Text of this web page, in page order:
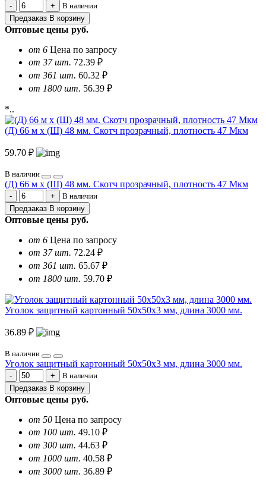
В наличии
Предзаказ В корзину
Оптовые цены руб.
от 6 Цена по запросу
от 37 шт. 72.39 ₽
от 361 шт. 60.32 ₽
от 1800 шт. 56.39 ₽
*..
(Д) 66 м х (Ш) 48 мм. Скотч прозрачный, плотность 47 Мкм
59.70 ₽
В наличии
(Д) 66 м х (Ш) 48 мм. Скотч прозрачный, плотность 47 Мкм
В наличии
Предзаказ В корзину
Оптовые цены руб.
от 6 Цена по запросу
от 37 шт. 72.24 ₽
от 361 шт. 65.67 ₽
от 1800 шт. 59.70 ₽
Уголок защитный картонный 50х50х3 мм, длина 3000 мм.
36.89 ₽
В наличии
Уголок защитный картонный 50х50х3 мм, длина 3000 мм.
В наличии
Предзаказ В корзину
Оптовые цены руб.
от 50 Цена по запросу
от 100 шт. 49.10 ₽
от 300 шт. 44.63 ₽
от 1000 шт. 40.58 ₽
от 3000 шт. 36.89 ₽